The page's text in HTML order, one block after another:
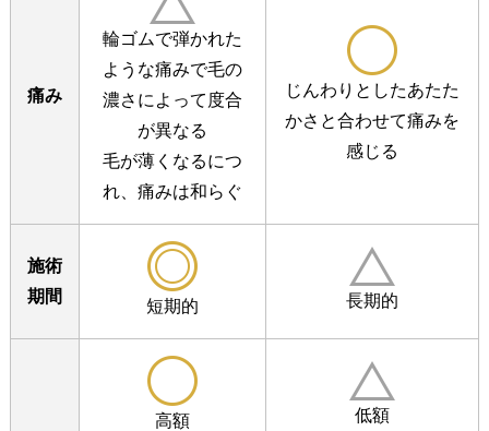
痛み
輪ゴムで弾かれた
ような痛みで毛の
濃さによって度合
が異なる
毛が薄くなるにつ
れ、痛みは和らぐ
じんわりとしたあたた
かさと合わせて痛みを
感じる
施術
期間
短期的 長期的
高額
低額